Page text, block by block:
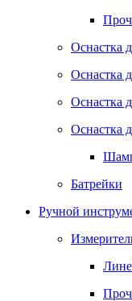
Оснастка
Оснастка
Оснастка
Оснастка
Батрейки
Ручной